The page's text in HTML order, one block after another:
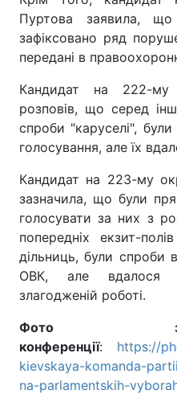
Пуртова заявила,
зафіксовано ряд
передані в
Кандидат на 222-му
розповів, що серед
спроби "каруселі",
голосування, але їх
Кандидат на 223-му
зазначила, що були
голосувати за них з
попередніх екзит-
дільниць, були спроби
ОВК, але вдалося
злагодженій роботі.
Фото
конференції: https://
kievskaya-komanda-
na-parlamentskih-